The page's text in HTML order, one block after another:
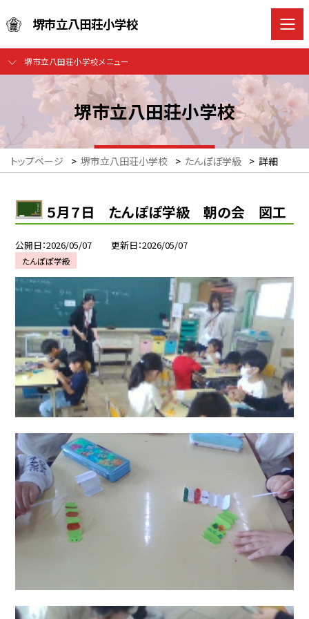
堺市立八田荘小学校
堺市立八田荘小学校メニュー
堺市立八田荘小学校
トップページ > 堺市立八田荘小学校 > たんぽぽ学級 > 詳細
５月７日 たんぽぽ学級 朝の会 図工
公開日 2026/05/07 更新日 2026/05/07
たんぽぽ学級